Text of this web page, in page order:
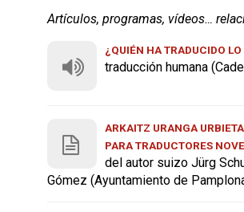
Artículos, programas, vídeos…
¿QUIÉN HA TRADUCIDO LO
traducción humana
ARKAITZ URANGA
PARA TRADUCTORES
del autor suizo Jürg
Gómez (Ayuntamiento de